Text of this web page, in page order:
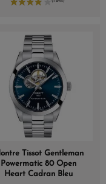
Tissot Gentleman
Powermatic 80 Open
Heart Cadran Bleu